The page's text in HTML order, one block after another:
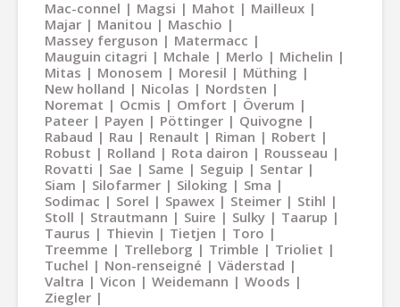
Mac-connel
Magsi Mahot
Mailleux
Majar
Manitou
Maschio
Massey ferguson
Matermacc
Mauguin citagri
Mchale Merlo
Michelin
Mitas
Monosem Moresil
Müthing
New holland
Nicolas
Nordsten
Noremat
Ocmis Omfort
Överum
Pateer
Payen Pöttinger
Quivogne
Rabaud
Rau Renault Riman
Robert
Robust
Rolland Rota dairon
Rousseau
Rovatti
Sae Same Seguip
Sentar
Siam
Silofarmer Siloking
Sma
Sodimac
Sorel Spawex Steimer
Stihl
Stoll
Strautmann Suire Sulky
Taarup
Taurus
Thievin Tietjen
Toro
Treemme
Trelleborg Trimble
Trioliet
Tuchel
Non-renseigné
Väderstad
Valtra
Vicon Weidemann
Woods
Ziegler